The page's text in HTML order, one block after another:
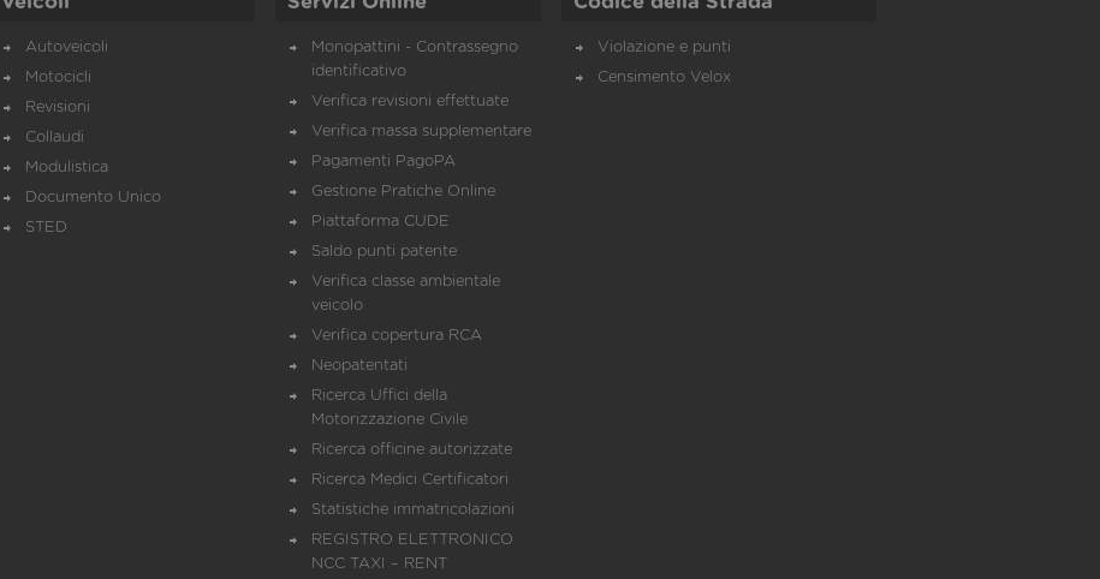
Autoveicoli
Motocicli
Revisioni
Collaudi
Modulistica
Documento Unico
STED
Monopattini - Contrassegno
identificativo
Verifica revisioni effettuate
Verifica massa supplementare
Pagamenti PagoPA
Gestione Pratiche Online
Piattaforma CUDE
Saldo punti patente
Verifica classe ambientale
veicolo
Verifica copertura RCA
Neopatentati
Ricerca Uffici della
Motorizzazione Civile
Ricerca officine autorizzate
Ricerca Medici Certificatori
Statistiche immatricolazioni
REGISTRO ELETTRONICO
NCC TAXI – RENT
Violazione e punti
Censimento Velox